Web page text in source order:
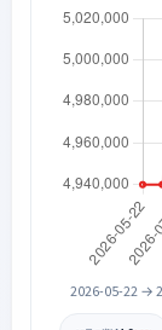
2026-05-22 →